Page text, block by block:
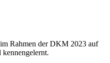
Rahmen der DKM 2023 auf